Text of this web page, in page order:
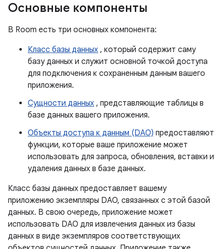
Основные компоненты
В Room есть три основных компонента:
Класс базы данных , который содержит саму
базу данных и служит основной точкой доступа
для подключения к сохраненным данным вашего
приложения.
Сущности данных , представляющие таблицы в
базе данных вашего приложения.
Объекты доступа к данным (DAO) предоставляют
функции, которые ваше приложение может
использовать для запроса, обновления, вставки и
удаления данных в базе данных.
Класс базы данных предоставляет вашему
приложению экземпляры DAO, связанных с этой базой
данных. В свою очередь, приложение может
использовать DAO для извлечения данных из базы
данных в виде экземпляров соответствующих